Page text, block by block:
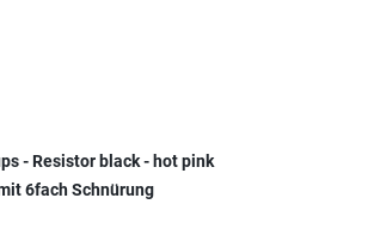
- Resistor black - hot pink
6fach Schnürung